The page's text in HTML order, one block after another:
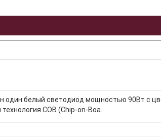
один белый светодиод мощностью 90Вт с
COB (Chip-on-Boa..